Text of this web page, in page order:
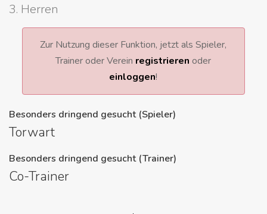
3. Herren
Zur Nutzung dieser Funktion, jetzt als Spieler,
Trainer oder Verein registrieren oder
einloggen!
Besonders dringend gesucht (Spieler)
Torwart
Besonders dringend gesucht (Trainer)
Co-Trainer